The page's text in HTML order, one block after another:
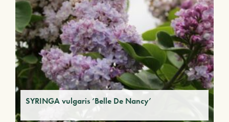
SYRINGA vulgaris ‘Belle De Nancy’